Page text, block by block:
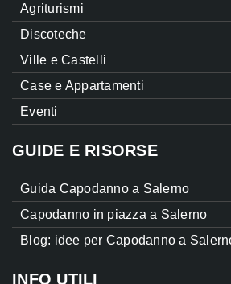
Agriturismi
Discoteche
Ville e Castelli
Case e Appartamenti
Eventi
GUIDE E RISORSE
Guida Capodanno a Salerno
Capodanno in piazza a Salerno
Blog: idee per Capodanno a
INFO UTILI